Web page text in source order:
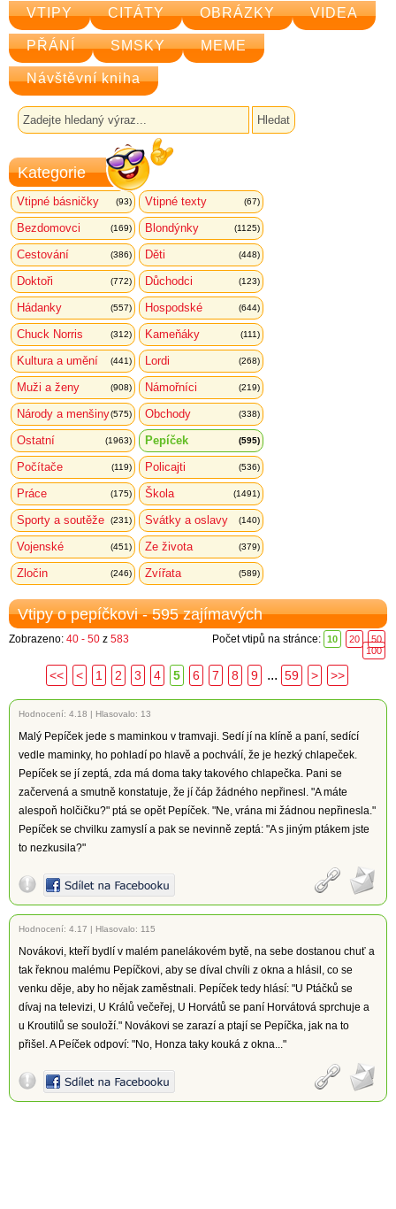
VTIPY CITÁTY OBRÁZKY VIDEA
PŘÁNÍ SMSKY MEME
Návštěvní kniha
Kategorie
Vtipné básničky (93) Vtipné texty (67)
Bezdomovci (169) Blondýnky (1125)
Cestování (386) Děti (448)
Doktoři (772) Důchodci (123)
Hádanky (557) Hospodské (644)
Chuck Norris (312) Kameňáky (111)
Kultura a umění (441) Lordi (268)
Muži a ženy (908) Námořníci (219)
Národy a menšiny(575) Obchody (338)
Ostatní (1963) Pepíček (595)
Počítače (119) Policajti (536)
Práce (175) Škola (1491)
Sporty a soutěže (231) Svátky a oslavy (140)
Vojenské (451) Ze života (379)
Zločin (246) Zvířata (589)
Vtipy o pepíčkovi - 595 zajímavých
Zobrazeno: 40 - 50 z 583 Počet vtipů na stránce: 10 20
50
100
<< < 1 2 3 4 5 6 7 8 9 ... 59 > >>
Hodnocení: 4.18 | Hlasovalo: 13
Malý Pepíček jede s maminkou v tramvaji. Sedí jí na klíně a paní, sedící
vedle maminky, ho pohladí po hlavě a pochválí, že je hezký chlapeček.
Pepíček se jí zeptá, zda má doma taky takového chlapečka. Pani se
začervená a smutně konstatuje, že jí čáp žádného nepřinesl. "A máte
alespoň holčičku?" ptá se opět Pepíček. "Ne, vrána mi žádnou nepřinesla."
Pepíček se chvilku zamyslí a pak se nevinně zeptá: "A s jiným ptákem jste
to nezkusila?"
Hodnocení: 4.17 | Hlasovalo: 115
Novákovi, kteří bydlí v malém panelákovém bytě, na sebe dostanou chuť a
tak řeknou malému Pepíčkovi, aby se díval chvíli z okna a hlásil, co se
venku děje, aby ho nějak zaměstnali. Pepíček tedy hlásí: "U Ptáčků se
dívaj na televizi, U Králů večeřej, U Horvátů se paní Horvátová sprchuje a
u Kroutilů se souloží." Novákovi se zarazí a ptají se Pepíčka, jak na to
přišel. A Peíček odpoví: "No, Honza taky kouká z okna..."